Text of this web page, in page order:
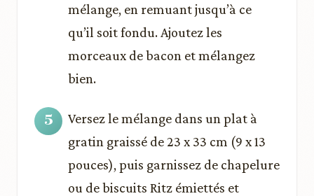
mélange, en remuant jusqu’à ce
qu’il soit fondu. Ajoutez les
morceaux de bacon et mélangez
bien.
Versez le mélange dans un plat à
gratin graissé de 23 x 33 cm (9 x 13
pouces), puis garnissez de chapelure
ou de biscuits Ritz émiettés et